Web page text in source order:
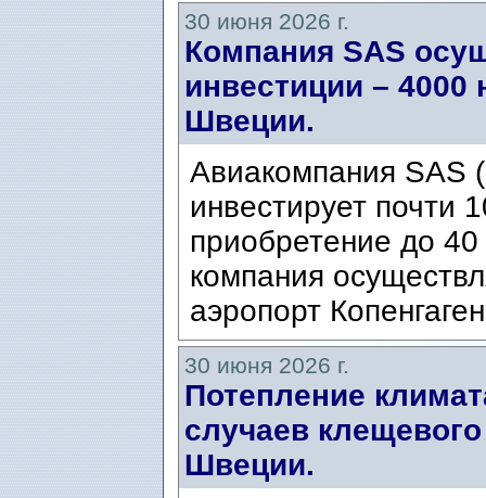
30 июня 2026 г.
Компания SAS
инвестиции –
Швеции.
Авиакомпания SAS
инвестирует почти
приобретение до
компания
аэропорт
30 июня 2026 г.
Потепление
случаев
Швеции.